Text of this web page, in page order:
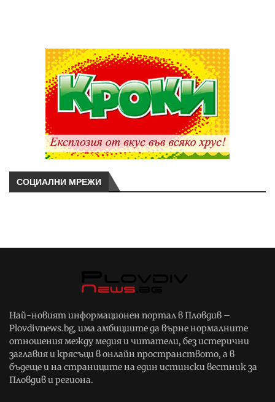
СОЦИАЛНИ МРЕЖИ
Най-новият информационен портал в Пловдив –
Plovdivnews.bg, има амбициите да върне нормалните
отношения между медия и читатели, без истерични
заглавия и крясъци в онлайн пространството, а в
бъдеще и на страниците на един истински вестник за
Пловдив и региона.